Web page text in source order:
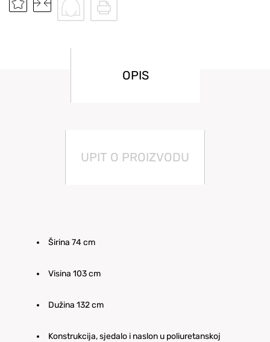
OPIS
UPIT O PROIZVODU
Širina 74 cm
Visina 103 cm
Dužina 132 cm
Konstrukcija, sjedalo i naslon u poliuretanskoj